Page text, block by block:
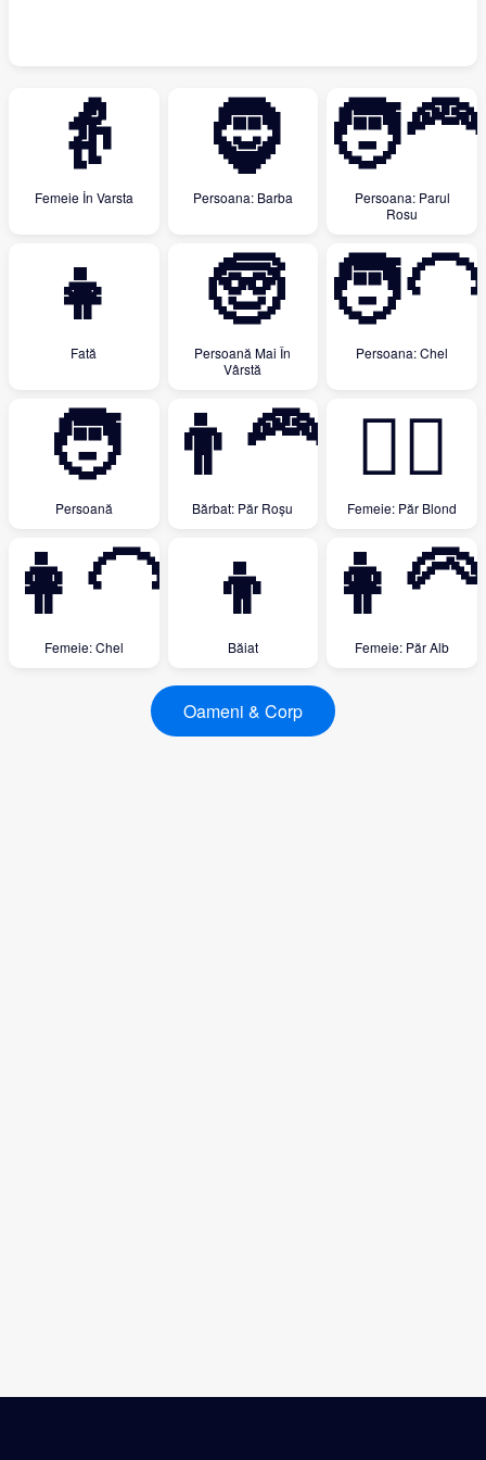
👵
Femeie İn Varsta
🧔
Persoana: Barba
🧑‍🦰
Persoana: Parul
Rosu
👧
Fată
🧓
Persoană Mai În
Vârstă
🧑‍🦲
Persoana: Chel
🧑
Persoană
👨‍🦰
Bărbat: Păr Roșu
👱‍♀️
Femeie: Păr Blond
👩‍🦲
Femeie: Chel
👦
Băiat
👩‍🦳
Femeie: Păr Alb
Oameni & Corp